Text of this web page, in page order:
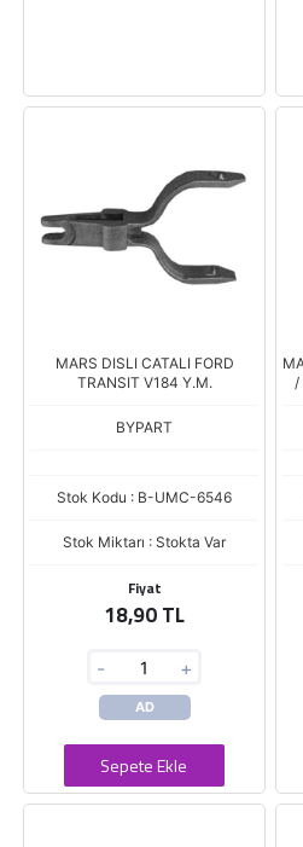
MARS DISLI CATALI FORD
TRANSIT V184 Y.M.
BYPART
Stok Kodu : B-UMC-6546
Stok Miktarı : Stokta Var
Fiyat
18,90 TL
- +
AD
Sepete Ekle
/